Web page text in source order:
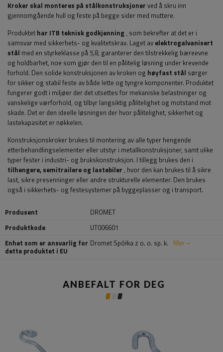
Kroker skal monteres på stålkonstruksjoner ved å skru inn
gjennomgående hull og feste på begge sider med muttere.
Produktet har ITB teknisk godkjenning , som bekrefter at det er i
samsvar med sikkerhets- og kvalitetskrav. Laget av elektrogalvanisert
stål med en styrkeklasse på 5,8, garanterer den tilstrekkelig bæreevne
og holdbarhet, noe som gjør den til en pålitelig løsning under krevende
forhold. Den solide konstruksjonen av kroken og høyfast stål sørger
for sikker og stabil feste av både lette og tyngre komponenter. Produktet
fungerer godt i miljøer der det utsettes for mekaniske belastninger og
vanskelige værforhold, og tilbyr langsiktig pålitelighet og motstand mot
skade. Det er den ideelle løsningen der hvor pålitelighet, sikkerhet og
lastekapasitet er nøkkelen.
Konstruksjonskroker brukes til montering av alle typer hengende
etterbehandlingselementer eller utstyr i metallkonstruksjoner, samt ulike
typer fester i industri- og brukskonstruksjon. I tillegg brukes den i
tilhengere, semitrailere og lastebiler , hvor den kan brukes til å sikre
last, sikre presenninger eller andre strukturelle elementer. Den brukes
også i sikkerhets- og festesystemer på byggeplasser og i transport.
Produsent
DROMET
Produktkode
UT006601
Enhet som er ansvarlig for
dette produktet i EU
Dromet Spółka z o. o. sp. k. Mer
ANBEFALT FOR DEG